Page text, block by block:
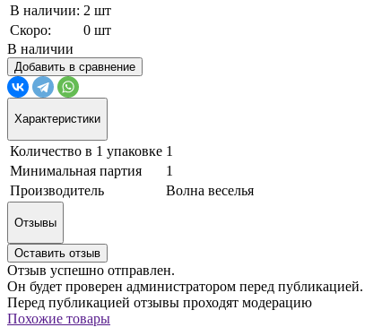
В наличии: 2 шт
Скоро:
0 шт
В наличии
Добавить в сравнение
Характеристики
Количество в 1 упаковке 1
Минимальная партия
1
Производитель
Волна веселья
Отзывы
Оставить отзыв
Отзыв успешно отправлен.
Он будет проверен администратором перед публикацией.
Перед публикацией отзывы проходят модерацию
Похожие товары